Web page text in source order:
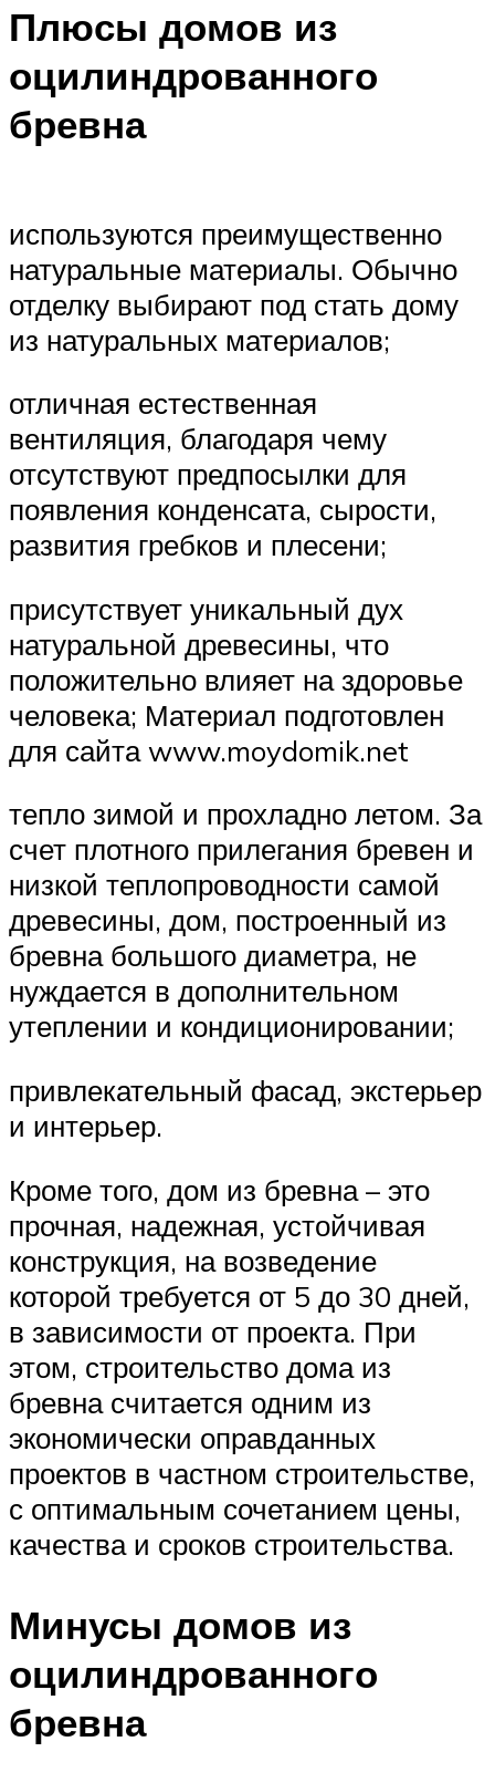
Плюсы домов из
оцилиндрованного
бревна
используются преимущественно
натуральные материалы. Обычно
отделку выбирают под стать дому
из натуральных материалов;
отличная естественная
вентиляция, благодаря чему
отсутствуют предпосылки для
появления конденсата, сырости,
развития гребков и плесени;
присутствует уникальный дух
натуральной древесины, что
положительно влияет на здоровье
человека; Материал подготовлен
для сайта www.moydomik.net
тепло зимой и прохладно летом. За
счет плотного прилегания бревен и
низкой теплопроводности самой
древесины, дом, построенный из
бревна большого диаметра, не
нуждается в дополнительном
утеплении и кондиционировании;
привлекательный фасад, экстерьер
и интерьер.
Кроме того, дом из бревна – это
прочная, надежная, устойчивая
конструкция, на возведение
которой требуется от 5 до 30 дней,
в зависимости от проекта. При
этом, строительство дома из
бревна считается одним из
экономически оправданных
проектов в частном строительстве,
с оптимальным сочетанием цены,
качества и сроков строительства.
Минусы домов из
оцилиндрованного
бревна